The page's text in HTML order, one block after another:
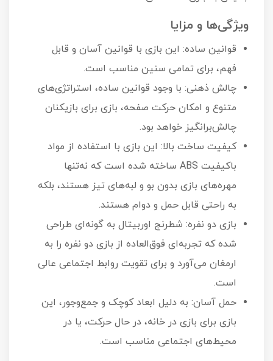
ویژگی‌ها و مزایا
قوانین ساده: این بازی با قوانین آسان و قابل
فهم، برای تمامی سنین مناسب است.
چالش ذهنی: با وجود قوانین ساده، استراتژی‌های
متنوع و امکان حرکت صفحه، بازی برای بازیکنان
چالش‌برانگیز خواهد بود.
کیفیت ساخت بالا: این بازی با استفاده از مواد
باکیفیت ABS ساخته شده است که نه‌تنها
مهره‌های بازی بدون بو و لبه‌های تیز هستند، بلکه
به راحتی قابل حمل و دوام هستند.
بازی دو نفره: شطرنج اوربیتال به گونه‌ای طراحی
شده که تجربه‌ای فوق‌العاده از بازی دو نفره را به
ارمغان می‌آورد و برای تقویت روابط اجتماعی عالی
است.
حمل آسان: به دلیل ابعاد کوچک و جمع‌وجور، این
بازی برای بازی در خانه، در حال حرکت، یا در
محیط‌های اجتماعی مناسب است.